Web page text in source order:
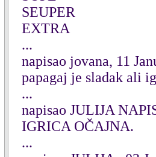
SEUPER
EXTRA
...
napisao jovana, 11
papagaj je sladak ali
...
napisao JULIJA
IGRICA OČAJNA.
...